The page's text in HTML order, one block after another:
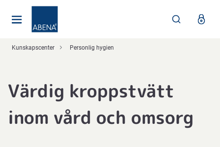
Kunskapscenter Personlig hygien
Värdig kroppstvätt
inom vård och omsorg